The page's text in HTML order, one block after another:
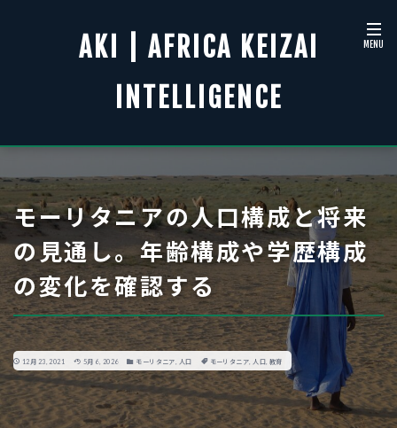
AKI | AFRICA KEIZAI
INTELLIGENCE
モーリタニアの人口構成と将来
の見通し。年齢構成や学歴構成
の変化を確認する
12月 23, 2021 5月 6, 2026 モーリタニア, 人口 モーリタニア,人口, 教育